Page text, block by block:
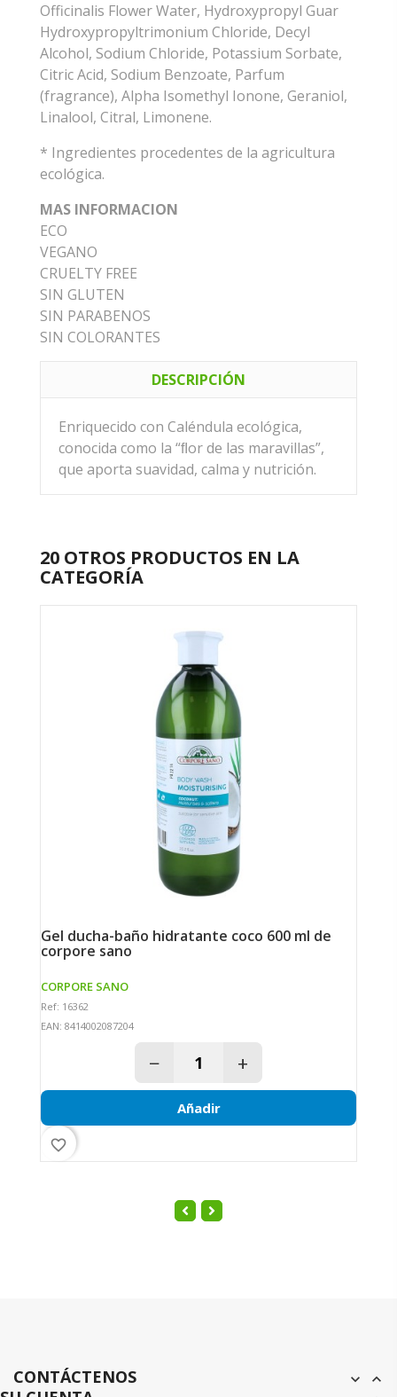
Officinalis Flower Water, Hydroxypropyl Guar
Hydroxypropyltrimonium Chloride, Decyl
Alcohol, Sodium Chloride, Potassium Sorbate,
Citric Acid, Sodium Benzoate, Parfum
(fragrance), Alpha Isomethyl Ionone, Geraniol,
Linalool, Citral, Limonene.
* Ingredientes procedentes de la agricultura
ecológica.
MAS INFORMACION
ECO
VEGANO
CRUELTY FREE
SIN GLUTEN
SIN PARABENOS
SIN COLORANTES
DESCRIPCIÓN
Enriquecido con Caléndula ecológica,
conocida como la “ﬂor de las maravillas”,
que aporta suavidad, calma y nutrición.
20 OTROS PRODUCTOS EN LA
CATEGORÍA
gel ducha-baño hidratante coco 600 ml de
corpore sano
CORPORE SANO
Ref: 16362
EAN: 8414002087204
− +
Añadir
favorite_border
CONTÁCTENOS expand_more expand_less